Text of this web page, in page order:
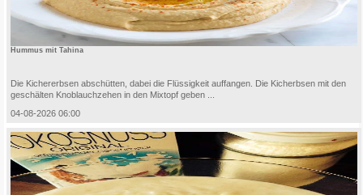
Hummus mit Tahina
Die Kichererbsen abschütten, dabei die Flüssigkeit auffangen. Die Kicherbsen mit den
geschälten Knoblauchzehen in den Mixtopf geben ...
04-08-2026 06:00